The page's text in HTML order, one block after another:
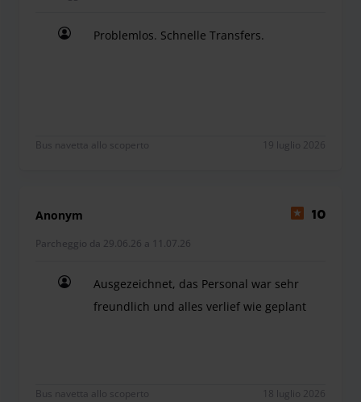
Problemlos. Schnelle Transfers.
Bus navetta allo scoperto 19 luglio 2026
Anonym 10
Parcheggio da 29.06.26 a 11.07.26
Ausgezeichnet, das Personal war sehr
freundlich und alles verlief wie geplant
Bus navetta allo scoperto 18 luglio 2026